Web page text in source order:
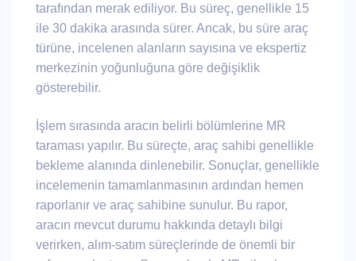
tarafından merak ediliyor. Bu süreç, genellikle 15
ile 30 dakika arasında sürer. Ancak, bu süre araç
türüne, incelenen alanların sayısına ve ekspertiz
merkezinin yoğunluğuna göre değişiklik
gösterebilir.
İşlem sırasında aracın belirli bölümlerine MR
taraması yapılır. Bu süreçte, araç sahibi genellikle
bekleme alanında dinlenebilir. Sonuçlar, genellikle
incelemenin tamamlanmasının ardından hemen
raporlanır ve araç sahibine sunulur. Bu rapor,
aracın mevcut durumu hakkında detaylı bilgi
verirken, alım-satım süreçlerinde de önemli bir